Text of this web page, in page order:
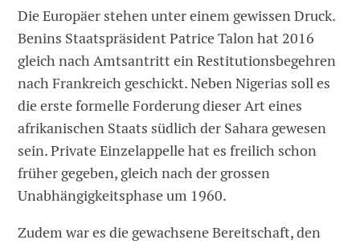
Die Europäer stehen unter einem gewissen Druck.
Benins Staatspräsident Patrice Talon hat 2016
gleich nach Amtsantritt ein Restitutionsbegehren
nach Frankreich geschickt. Neben Nigerias soll es
die erste formelle Forderung dieser Art eines
afrikanischen Staats südlich der Sahara gewesen
sein. Private Einzelappelle hat es freilich schon
früher gegeben, gleich nach der grossen
Unabhängigkeitsphase um 1960.
Zudem war es die gewachsene Bereitschaft, den